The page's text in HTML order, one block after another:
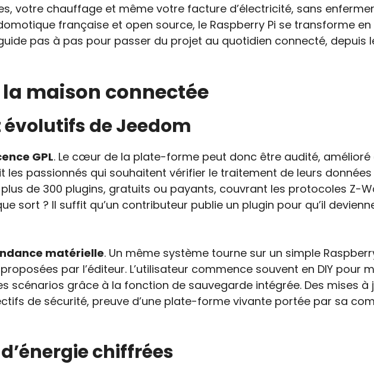
votre chauffage et même votre facture d’électricité, sans
française et open source, le Raspberry Pi se transforme
pas à pas pour passer du projet au quotidien connecté, depuis
maison connectée
de Jeedom
GPL. Le cœur de la plate-forme peut donc être audité, amélioré
les passionnés qui souhaitent vérifier le traitement de leurs
de 300 plugins, gratuits ou payants, couvrant les protocoles Z-
sort ? Il suffit qu’un contributeur publie un plugin pour qu’il
matérielle. Un même système tourne sur un simple
par l’éditeur. L’utilisateur commence souvent en DIY pour
scénarios grâce à la fonction de sauvegarde intégrée. Des mises à
de sécurité, preuve d’une plate-forme vivante portée par sa
chiffrées